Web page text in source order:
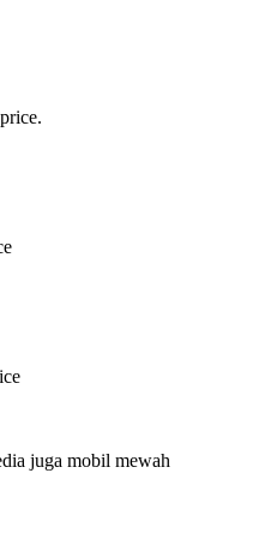
juga mobil mewah